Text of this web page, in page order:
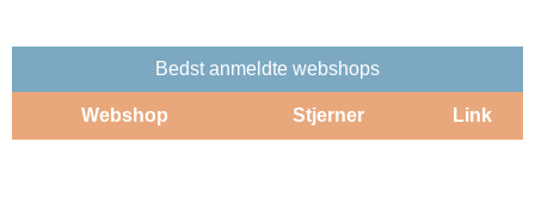
Bedst anmeldte webshops
Webshop Stjerner Link